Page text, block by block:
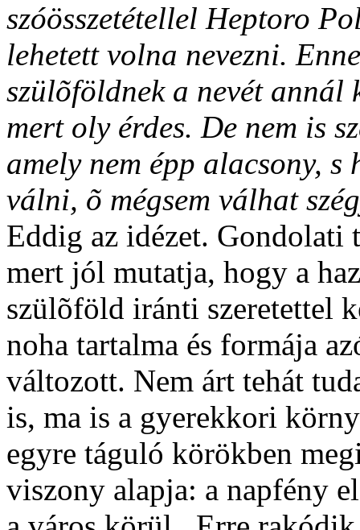
szóösszetétellel Heptoro
lehetett volna nevezni.
szülõföldnek a nevét annál
mert oly érdes. De nem is
amely nem épp alacsony, s
válni, õ mégsem válhat
Eddig az idézet. Gondolati
mert jól mutatja, hogy a
szülõföld iránti szeretettel
noha tartalma és formája
változott. Nem árt tehát
is, ma is a gyerekkori
egyre táguló körökben
viszony alapja: a napfény